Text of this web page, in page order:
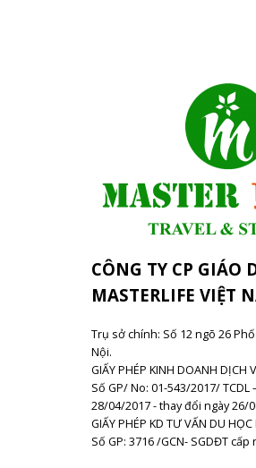
CÔNG TY CP GIÁO
MASTERLIFE VIỆT
Trụ sở chính: Số 12 ngõ 26
Nội.
GIẤY PHÉP KINH DOANH DỊCH
Số GP/ No: 01-543/2017/ TCDL
28/04/2017 - thay đổi ngày 26/
GIẤY PHÉP KD TƯ VẤN DU HỌC
Số GP: 3716 /GCN- SGDĐT